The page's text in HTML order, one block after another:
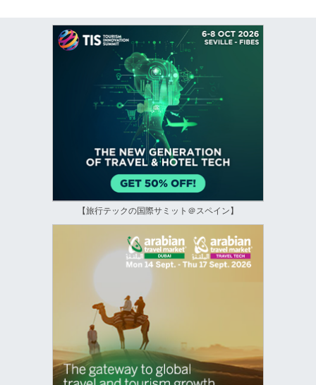
【旅行テックの国際サミット＠スペイン】